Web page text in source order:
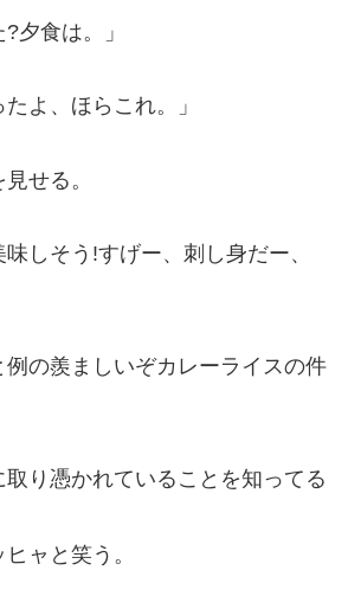
夕食は。」
よ、ほらこれ。」
せる。
しそう!すげー、刺し身だー、
例の羨ましいぞカレーライスの件
り憑かれていることを知ってる
ャと笑う。